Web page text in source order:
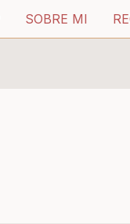
SOBRE MI